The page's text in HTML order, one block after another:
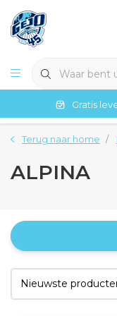
Gratis
Terug naar home
ALPINA